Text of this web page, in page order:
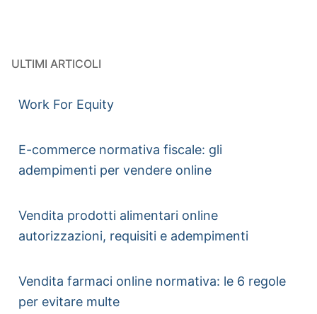
ULTIMI ARTICOLI
Work For Equity
E-commerce normativa fiscale: gli
adempimenti per vendere online
Vendita prodotti alimentari online
autorizzazioni, requisiti e adempimenti
Vendita farmaci online normativa: le 6 regole
per evitare multe